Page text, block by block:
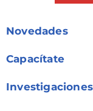
Novedades
Capacítate
Investigaciones